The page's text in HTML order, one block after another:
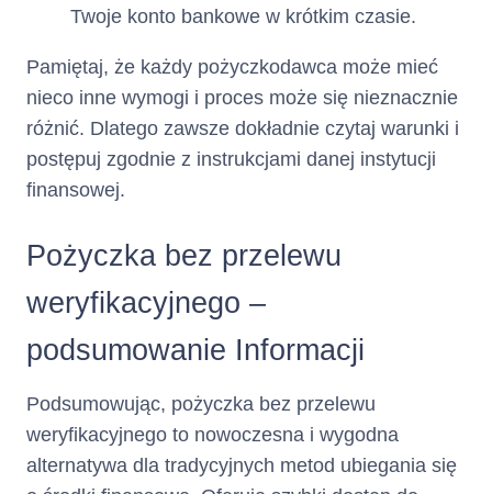
opłaty za wydanie i
chronologicznie
według daty ich
wymagalności,
kwoty przekroczenia
Limitu Kredytowego
Transakcje
według daty
Całkowita
(suma całkowitego kosztu
kredytu i całkowitej kwoty
Twoje konto bankowe w krótkim czasie.
Pamiętaj, że każdy pożyczkodawca może mieć
nieco inne wymogi i proces może się nieznacznie
różnić. Dlatego zawsze dokładnie czytaj warunki i
postępuj zgodnie z instrukcjami danej instytucji
finansowej.
Pożyczka bez przelewu
weryfikacyjnego –
podsumowanie Informacji
Podsumowując, pożyczka bez przelewu
weryfikacyjnego to nowoczesna i wygodna
alternatywa dla tradycyjnych metod ubiegania się